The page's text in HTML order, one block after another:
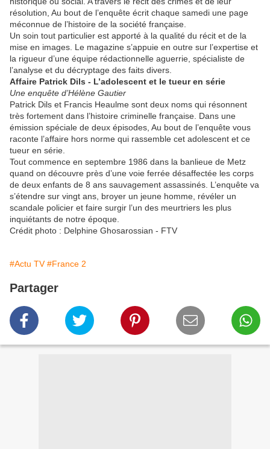
résolution, Au bout de l’enquête écrit chaque samedi une page
méconnue de l’histoire de la société française.
Un soin tout particulier est apporté à la qualité du récit et de la
mise en images. Le magazine s’appuie en outre sur l’expertise et
la rigueur d’une équipe rédactionnelle aguerrie, spécialiste de
l’analyse et du décryptage des faits divers.
Affaire Patrick Dils - L’adolescent et le tueur en série
Une enquête d’Hélène Gautier
Patrick Dils et Francis Heaulme sont deux noms qui résonnent
très fortement dans l’histoire criminelle française. Dans une
émission spéciale de deux épisodes, Au bout de l’enquête vous
raconte l’affaire hors norme qui rassemble cet adolescent et ce
tueur en série.
Tout commence en septembre 1986 dans la banlieue de Metz
quand on découvre près d’une voie ferrée désaffectée les corps
de deux enfants de 8 ans sauvagement assassinés. L’enquête va
s’étendre sur vingt ans, broyer un jeune homme, révéler un
scandale policier et faire surgir l’un des meurtriers les plus
inquiétants de notre époque.
Crédit photo : Delphine Ghosarossian - FTV
#Actu TV #France 2
Partager